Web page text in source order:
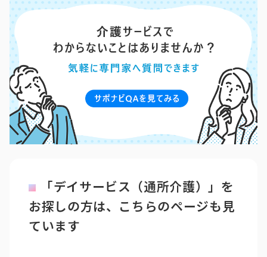
「デイサービス（通所介護）」を
お探しの方は、こちらのページも見
ています